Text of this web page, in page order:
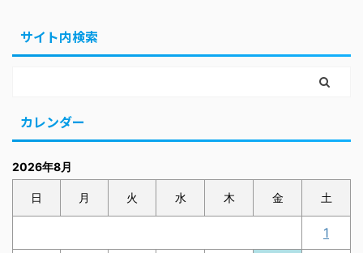
サイト内検索
カレンダー
2026年8月
日 月 火 水 木 金 土
1